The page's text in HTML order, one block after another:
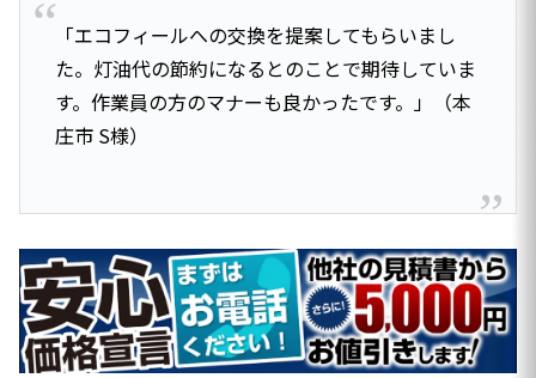
「エコフィールへの交換を提案してもらいまし
た。灯油代の節約になるとのことで期待していま
す。作業員の方のマナーも良かったです。」（本
庄市 S様）